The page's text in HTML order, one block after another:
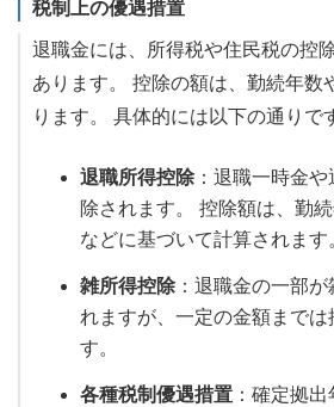
税制上の優遇措置
退職金には、所得税や住民税の控
あります。 控除の額は、勤続年数
ります。 具体的には以下の通りで
退職所得控除：退職一時金
除されます。 控除額は、勤
などに基づいて計算されます
雑所得控除：退職金の一部が
れますが、一定の金額までは
す。
各種税制優遇措置 ：確定拠